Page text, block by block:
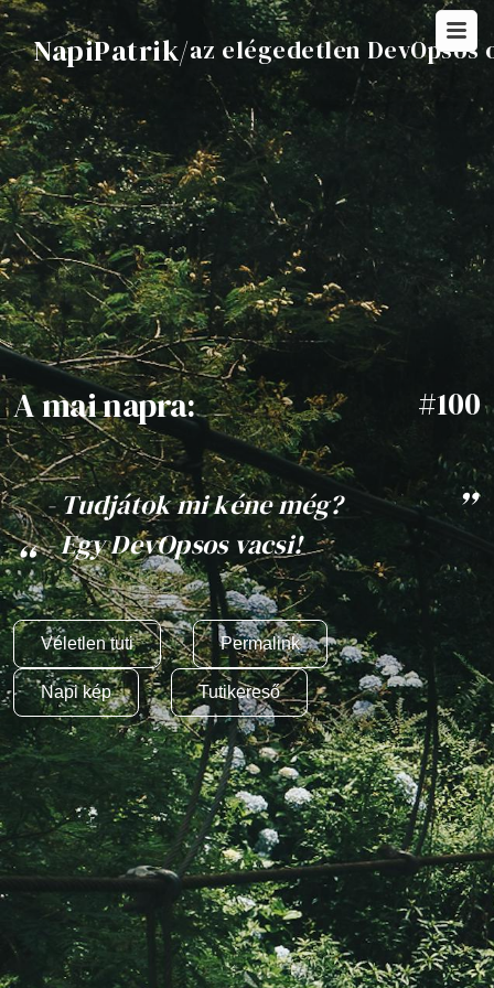
NapiPatrik/az elégedetlen DevOpsos
#100
A mai napra:
- Tudjátok mi kéne még?
- Egy DevOpsos vacsi!
Véletlen tuti Permalink
Napi kép Tutikereső